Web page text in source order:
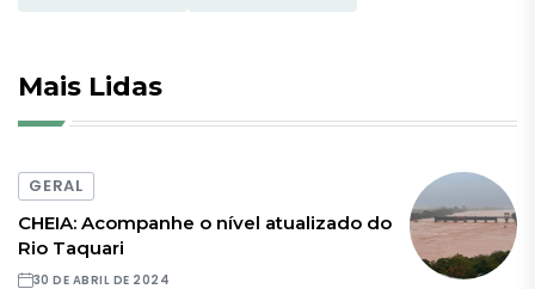
Mais Lidas
GERAL
CHEIA: Acompanhe o nível atualizado do
Rio Taquari
30 DE ABRIL DE 2024